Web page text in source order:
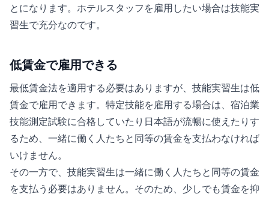
とになります。ホテルスタッフを雇用したい場合は技能実
習生で充分なのです。
低賃金で雇用できる
最低賃金法を適用する必要はありますが、技能実習生は低
賃金で雇用できます。特定技能を雇用する場合は、宿泊業
技能測定試験に合格していたり日本語が流暢に使えたりす
るため、一緒に働く人たちと同等の賃金を支払わなければ
いけません。
その一方で、技能実習生は一緒に働く人たちと同等の賃金
を支払う必要はありません。そのため、少しでも賃金を抑